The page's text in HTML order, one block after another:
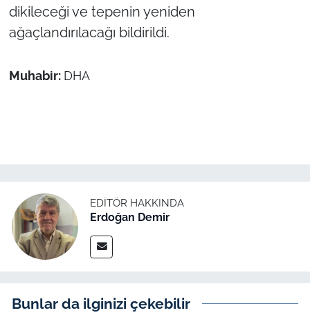
dikileceği ve tepenin yeniden
ağaçlandırılacağı bildirildi.
Muhabir: DHA
EDITÖR HAKKINDA
Erdoğan Demir
Bunlar da ilginizi çekebilir
İş Dünyası
English News
Gündem-Eğitim